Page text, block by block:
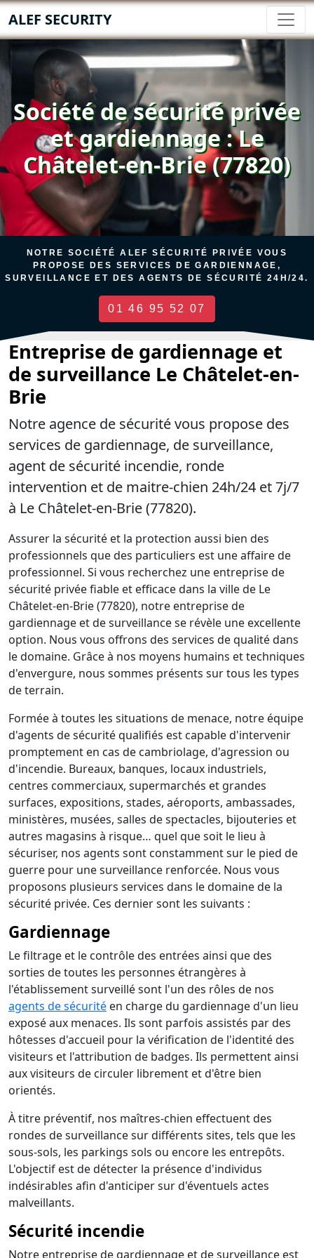
ALEF SECURITY
Société de sécurité privée
et gardiennage : Le
Châtelet-en-Brie (77820)
NOTRE SOCIÉTÉ ALEF SÉCURITÉ PRIVÉE VOUS
PROPOSE DES SERVICES DE GARDIENNAGE,
SURVEILLANCE ET DES AGENTS DE SÉCURITÉ 24H/24.
01 46 95 52 07
Entreprise de gardiennage et
de surveillance Le Châtelet-en-
Brie
Notre agence de sécurité vous propose des
services de gardiennage, de surveillance,
agent de sécurité incendie, ronde
intervention et de maitre-chien 24h/24 et 7j/7
à Le Châtelet-en-Brie (77820).
Assurer la sécurité et la protection aussi bien des
professionnels que des particuliers est une affaire de
professionnel. Si vous recherchez une entreprise de
sécurité privée fiable et efficace dans la ville de Le
Châtelet-en-Brie (77820), notre entreprise de
gardiennage et de surveillance se révèle une excellente
option. Nous vous offrons des services de qualité dans
le domaine. Grâce à nos moyens humains et techniques
d'envergure, nous sommes présents sur tous les types
de terrain.
Formée à toutes les situations de menace, notre équipe
d'agents de sécurité qualifiés est capable d'intervenir
promptement en cas de cambriolage, d'agression ou
d'incendie. Bureaux, banques, locaux industriels,
centres commerciaux, supermarchés et grandes
surfaces, expositions, stades, aéroports, ambassades,
ministères, musées, salles de spectacles, bijouteries et
autres magasins à risque… quel que soit le lieu à
sécuriser, nos agents sont constamment sur le pied de
guerre pour une surveillance renforcée. Nous vous
proposons plusieurs services dans le domaine de la
sécurité privée. Ces dernier sont les suivants :
Gardiennage
Le filtrage et le contrôle des entrées ainsi que des
sorties de toutes les personnes étrangères à
l'établissement surveillé sont l'un des rôles de nos
agents de sécurité en charge du gardiennage d'un lieu
exposé aux menaces. Ils sont parfois assistés par des
hôtesses d'accueil pour la vérification de l'identité des
visiteurs et l'attribution de badges. Ils permettent ainsi
aux visiteurs de circuler librement et d'être bien
orientés.
À titre préventif, nos maîtres-chien effectuent des
rondes de surveillance sur différents sites, tels que les
sous-sols, les parkings sols ou encore les entrepôts.
L'objectif est de détecter la présence d'individus
indésirables afin d'anticiper sur d'éventuels actes
malveillants.
Sécurité incendie
Notre entreprise de gardiennage et de surveillance est